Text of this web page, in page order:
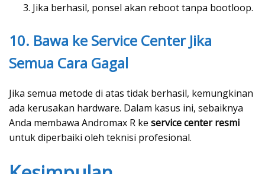
Jika berhasil, ponsel akan reboot tanpa bootloop.
10. Bawa ke Service Center Jika
Semua Cara Gagal
Jika semua metode di atas tidak berhasil, kemungkinan
ada kerusakan hardware. Dalam kasus ini, sebaiknya
Anda membawa Andromax R ke service center resmi
untuk diperbaiki oleh teknisi profesional.